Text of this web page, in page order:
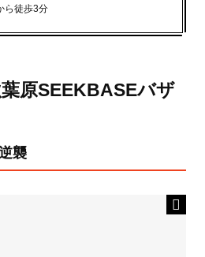
ら徒歩3分
原SEEKBASEバザ
襲